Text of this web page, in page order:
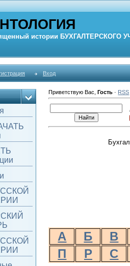
истории БУХГАЛТЕРСКОГО
Вход
Приветствую Вас ,Гость · RSS
А Б В
П
Р С